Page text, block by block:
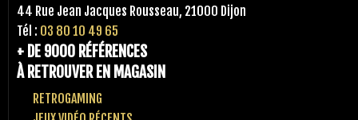
44 Rue Jean Jacques Rousseau, 21000 Dijon
Tél : 03 80 10 49 65
+ DE 9000 RÉFÉRENCES
À RETROUVER EN MAGASIN
RETROGAMING